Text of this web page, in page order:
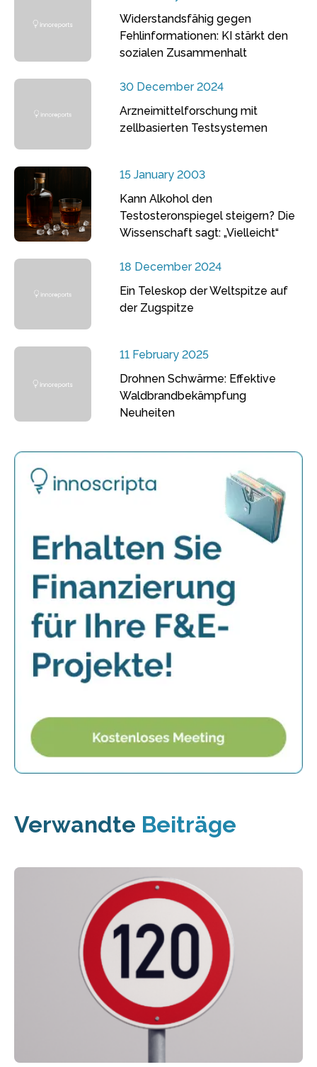
Widerstandsfähig gegen
Fehlinformationen: KI stärkt den
sozialen Zusammenhalt
30 December 2024
Arzneimittelforschung mit
zellbasierten Testsystemen
15 January 2003
Kann Alkohol den
Testosteronspiegel steigern? Die
Wissenschaft sagt: „Vielleicht“
18 December 2024
Ein Teleskop der Weltspitze auf
der Zugspitze
11 February 2025
Drohnen Schwärme: Effektive
Waldbrandbekämpfung
Neuheiten
Verwandte Beiträge